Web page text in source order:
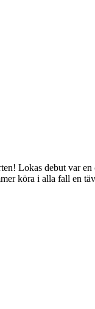
Lokas debut var
köra i alla fall en